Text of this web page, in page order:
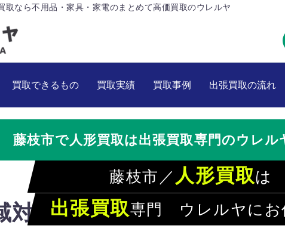
取なら不用品・家具・家電のまとめて高価買取のウレルヤ
買取できるもの 買取実績 買取事例 出張買取の流れ
藤枝市で人形買取は出張買取専門のウレル
藤枝市／ 人形買取は
出張買取専門 ウレルヤにお
対応！ウレルヤでラクラク